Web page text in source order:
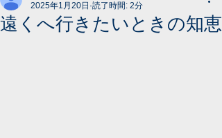
遠くへ行きたいときの知恵
2025年1月20日 読了時間: 2分